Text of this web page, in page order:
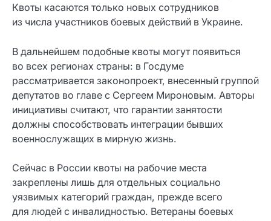
Квоты касаются только новых сотрудников
из числа участников боевых действий в Украине.
В дальнейшем подобные квоты могут появиться
во всех регионах страны: в Госдуме
рассматривается законопроект, внесенный группой
депутатов во главе с Сергеем Мироновым. Авторы
инициативы считают, что гарантии занятости
должны способствовать интеграции бывших
военнослужащих в мирную жизнь.
Сейчас в России квоты на рабочие места
закреплены лишь для отдельных социально
уязвимых категорий граждан, прежде всего
для людей с инвалидностью. Ветераны боевых